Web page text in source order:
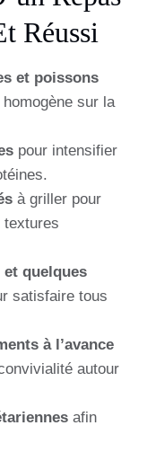
Réussi
et poissons
sur la
pour intensifier
à griller pour
textures
quelques
satisfaire tous
à l’avance
autour
afin